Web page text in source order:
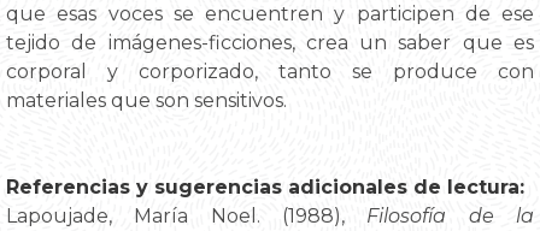
que esas voces se encuentren y participen de ese
tejido de imágenes-ficciones, crea un saber que es
corporal y corporizado, tanto se produce con
materiales que son sensitivos.
Referencias y sugerencias adicionales de lectura:
Lapoujade, María Noel. (1988), Filosofía de la